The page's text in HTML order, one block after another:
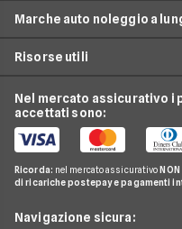
Mutui
Conti e Carte
Telefonia Mobile
Pay TV
Noleggio Lungo Termine
News
City Car Noleggio lungo
Noleggio SUV
Noleggio monovolume
Arval
Leasys
LeasePlan
B-rent
Marche auto noleggio a
BMW
Citroen
Fiat
Ford
Mercedes
Risorse utili
Guide noleggio auto
News noleggio auto
Glossario noleggio auto
Nel mercato assicurativo i
accettati sono:
Ricorda: nel mercato assicurativo
di ricariche postepay e pagamenti
Navigazione sicura: